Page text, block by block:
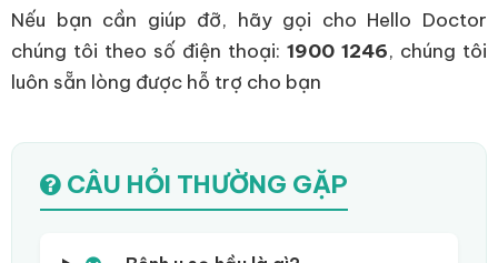
Nếu bạn cần giúp đỡ, hãy gọi cho Hello Doctor
chúng tôi theo số điện thoại: 1900 1246, chúng tôi
luôn sẵn lòng được hỗ trợ cho bạn
CÂU HỎI THƯỜNG GẶP